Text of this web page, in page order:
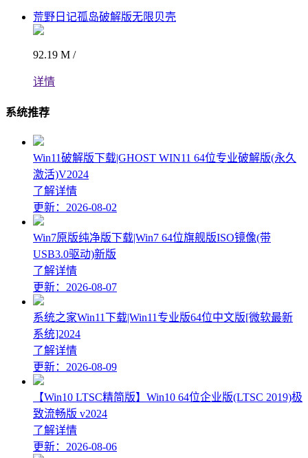
荒野日记孤岛破解版无限贝壳
92.19 M /
详情
系统推荐
Win11破解版下载|GHOST WIN11 64位专业破解版(永久
激活)V2024
了解详情
更新：2026-08-02
Win7原版纯净版下载|Win7 64位旗舰版ISO镜像(带
USB3.0驱动)新版
了解详情
更新：2026-08-07
系统之家Win11下载|Win11专业版64位中文版[微软最新
系统]2024
了解详情
更新：2026-08-09
【Win10 LTSC精简版】Win10 64位企业版(LTSC 2019)极
致流畅版 v2024
了解详情
更新：2026-08-06